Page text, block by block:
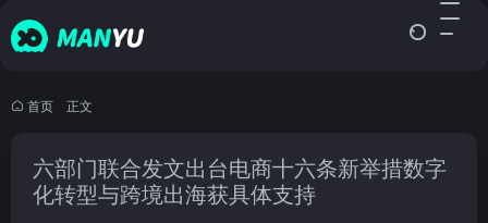
首页 正文
六部门联合发文出台电商十六条新举措数字
化转型与跨境出海获具体支持